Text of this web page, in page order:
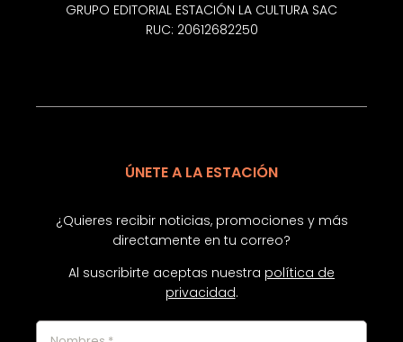
GRUPO EDITORIAL ESTACIÓN LA CULTURA SAC
RUC: 20612682250
ÚNETE A LA ESTACIÓN
¿Quieres recibir noticias, promociones y más
directamente en tu correo?
Al suscribirte aceptas nuestra política de
privacidad.